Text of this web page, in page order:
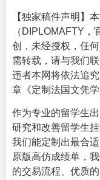
【独家稿件声明】
（DIPLOMAFTY，
创，未经授权，任
需转载，请与我们
违者本网将依法追
章《定制法国文凭
作为专业的留学生
研究和改善留学生
我们能定制出最合
原版高仿成绩单，
的交易流程、优质